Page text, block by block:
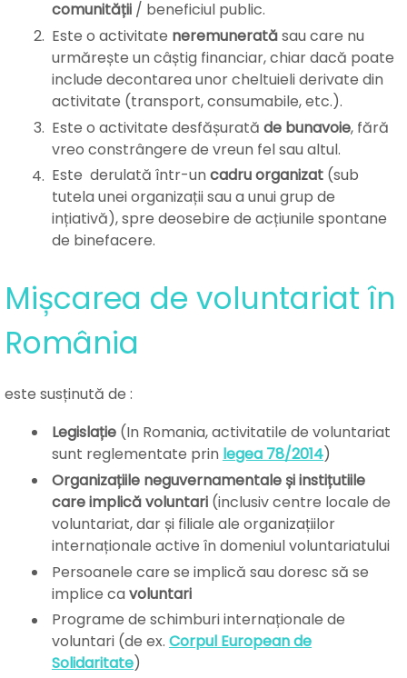
comunității / beneficiul public.
Este o activitate neremuneratăsau care nu
urmărește un câștig financiar, chiar dacă poate
include decontarea unor cheltuieli derivate din
activitate (transport, consumabile, etc.).
Este o activitate desfășurată de bunavoie, fără
vreo constrângere de vreun fel sau altul.
Este derulată într-un cadru organizat (sub
tutela unei organizații sau a unui grup de
ințiativă), spre deosebire de acțiunile spontane
de binefacere.
Mișcarea de voluntariat în
România
este susținută de :
Legislație (In Romania, activitatile de voluntariat
sunt reglementate prin legea 78/2014)
Organizațiile neguvernamentale și instițutiile
care implică voluntari (inclusiv centre locale de
voluntariat, dar și filiale ale organizațiilor
internaționale active în domeniul voluntariatului
Persoanele care se implică sau doresc să se
implice ca voluntari
Programe de schimburi internaționale de
voluntari (de ex. Corpul European de
Solidaritate)